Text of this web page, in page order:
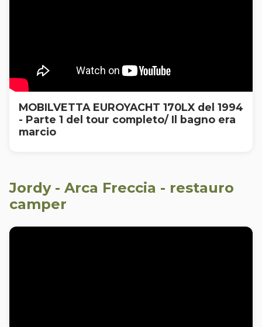
MOBILVETTA EUROYACHT 170LX del 1994
- Parte 1 del tour completo/ Il bagno era
marcio
Jordy - Arca Freccia - restauro
camper